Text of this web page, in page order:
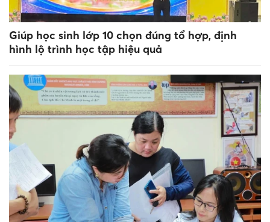
Giúp học sinh lớp 10 chọn đúng tổ hợp, định
hình lộ trình học tập hiệu quả